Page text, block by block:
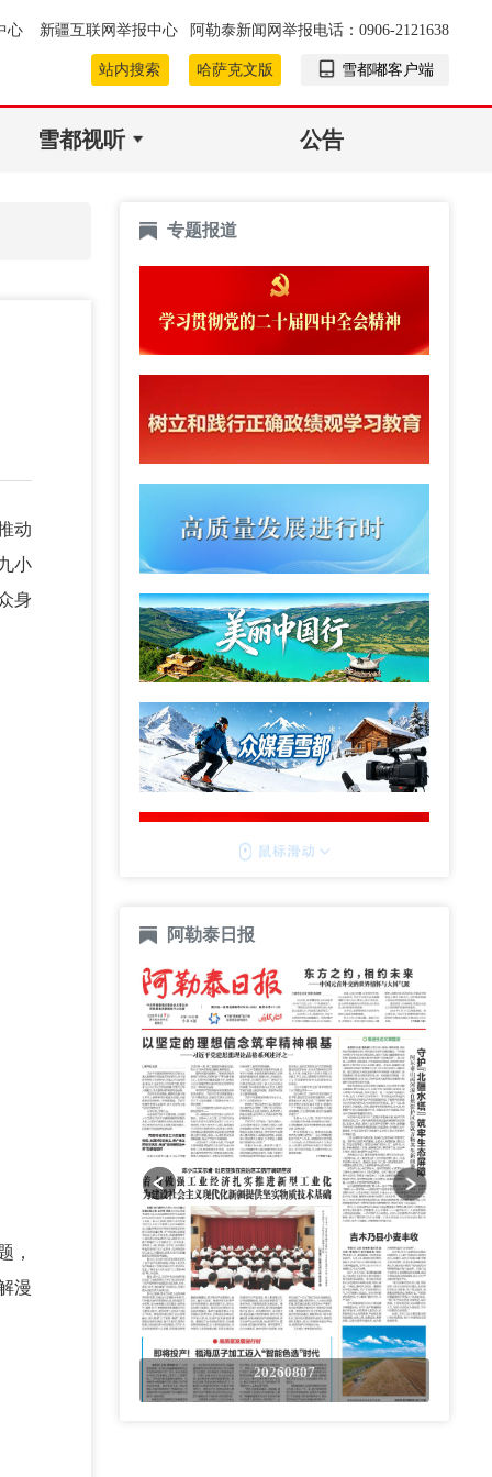
心 新疆互联网举报中心 阿勒泰新闻网举报电话：0906-2121638
站内搜索 哈萨克文版 雪都嘟客户端
雪都视听 公告
动
小
身
，
漫
专题报道
阿勒泰日报
20260807